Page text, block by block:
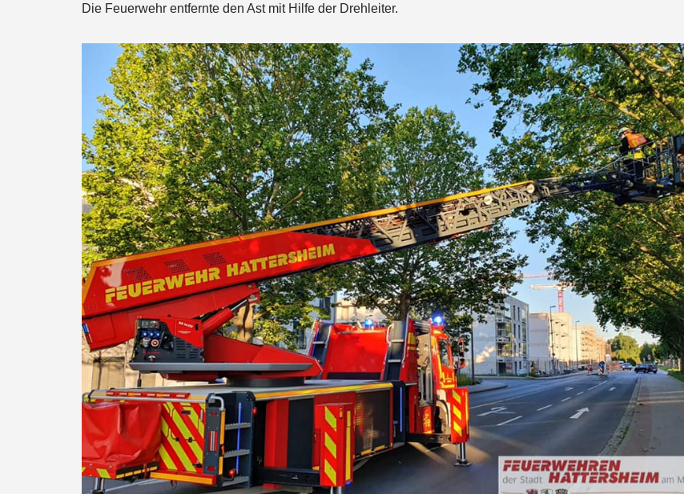
Die Feuerwehr entfernte den Ast mit Hilfe der Drehleiter.